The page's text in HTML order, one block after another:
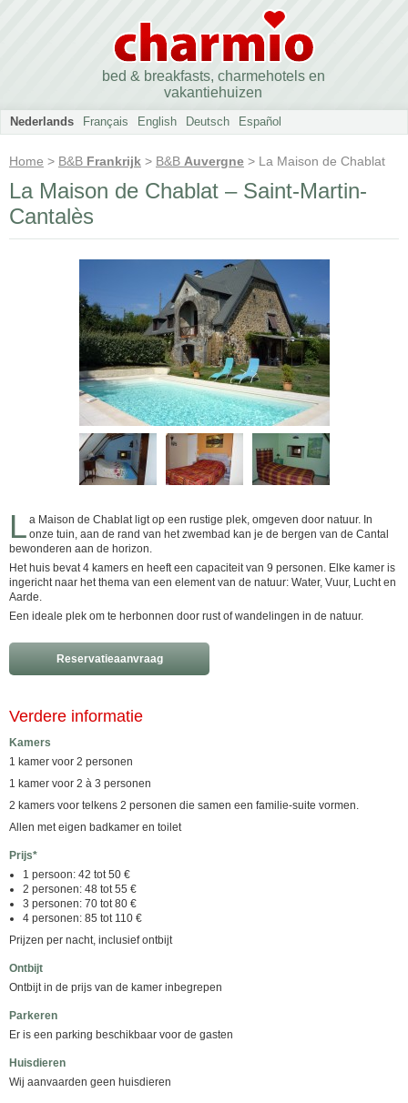
bed & breakfasts, charmehotels en
vakantiehuizen
Nederlands Français English Deutsch Español
Home > B&B Frankrijk > B&B Auvergne > La Maison de Chablat
La Maison de Chablat – Saint-Martin-
Cantalès
L a Maison de Chablat ligt op een rustige plek, omgeven door natuur. In
onze tuin, aan de rand van het zwembad kan je de bergen van de Cantal
bewonderen aan de horizon.
Het huis bevat 4 kamers en heeft een capaciteit van 9 personen. Elke kamer is
ingericht naar het thema van een element van de natuur: Water, Vuur, Lucht en
Aarde.
Een ideale plek om te herbonnen door rust of wandelingen in de natuur.
Reservatieaanvraag
Verdere informatie
Kamers
1 kamer voor 2 personen
1 kamer voor 2 à 3 personen
2 kamers voor telkens 2 personen die samen een familie-suite vormen.
Allen met eigen badkamer en toilet
Prijs*
1 persoon: 42 tot 50 €
2 personen: 48 tot 55 €
3 personen: 70 tot 80 €
4 personen: 85 tot 110 €
Prijzen per nacht, inclusief ontbijt
Ontbijt
Ontbijt in de prijs van de kamer inbegrepen
Parkeren
Er is een parking beschikbaar voor de gasten
Huisdieren
Wij aanvaarden geen huisdieren